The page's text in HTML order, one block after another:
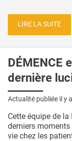
LIRE LA SUITE
DÉMENCE
dernière
Actualité publiée il y a
Cette équipe de
derniers
vie chez les